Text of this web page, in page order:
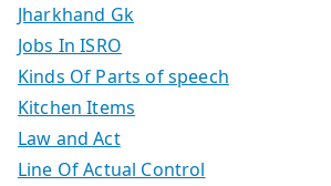
Jharkhand Gk
Jobs In ISRO
Kinds Of Parts of speech
Kitchen Items
Law and Act
Line Of Actual Control